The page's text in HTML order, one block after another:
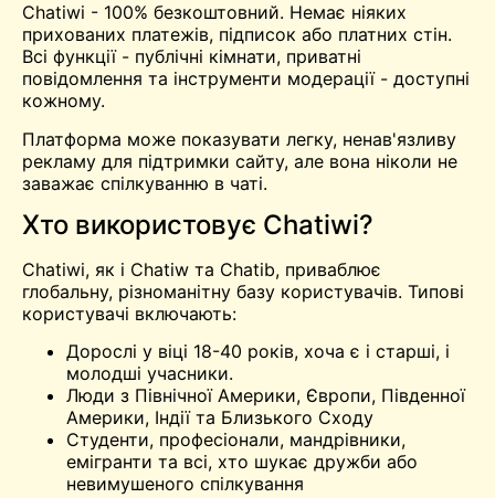
Chatiwi - 100% безкоштовний. Немає ніяких
прихованих платежів, підписок або платних стін.
Всі функції - публічні кімнати, приватні
повідомлення та інструменти модерації - доступні
кожному.
Платформа може показувати легку, ненав'язливу
рекламу для підтримки сайту, але вона ніколи не
заважає спілкуванню в чаті.
Хто використовує Chatiwi?
Chatiwi, як і Chatiw та Chatib, приваблює
глобальну, різноманітну базу користувачів. Типові
користувачі включають:
Дорослі у віці 18-40 років, хоча є і старші, і
молодші учасники.
Люди з Північної Америки, Європи, Південної
Америки, Індії та Близького Сходу
Студенти, професіонали, мандрівники,
емігранти та всі, хто шукає дружби або
невимушеного спілкування